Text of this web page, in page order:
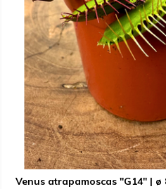
Venus atrapamoscas "G14" | ø